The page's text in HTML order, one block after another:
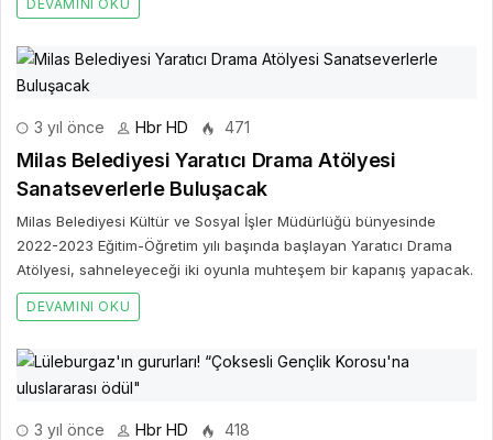
DEVAMINI OKU
3 yıl önce Hbr HD 471
Milas Belediyesi Yaratıcı Drama Atölyesi
Sanatseverlerle Buluşacak
Milas Belediyesi Kültür ve Sosyal İşler Müdürlüğü bünyesinde
2022-2023 Eğitim-Öğretim yılı başında başlayan Yaratıcı Drama
Atölyesi, sahneleyeceği iki oyunla muhteşem bir kapanış yapacak.
DEVAMINI OKU
3 yıl önce Hbr HD 418